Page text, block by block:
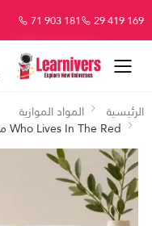
29 419 169
71 903 181
الرئيسية
المواد الموازية
Who Lives In The Red من يسكن البيت الاحمر